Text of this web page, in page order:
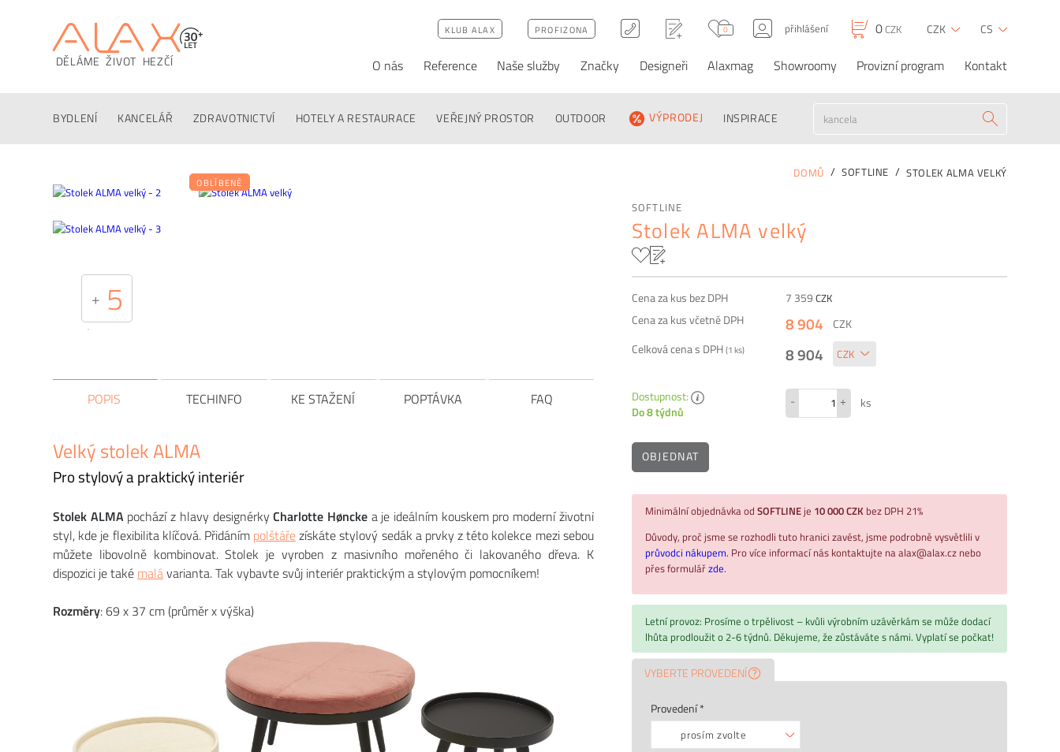
DĚLÁME ŽIVOT HEZČÍ
KLUB ALAX PROFIZONA 0 přihlášení 0CZK CZK CS
O nás Reference Naše služby Značky Designeři Alaxmag Showroomy Provizní program Kontakt
BYDLENÍ KANCELÁŘ ZDRAVOTNICTVÍ HOTELY A RESTAURACE VEŘEJNÝ PROSTOR OUTDOOR VÝPRODEJ INSPIRACE
Alternativy Poptávka FAQ Stolek ALMA velký 8 904 CZK OBJEDNAT 0CZK
DOMŮ SOFTLINE STOLEK ALMA VELKÝ
SOFTLINE
Stolek ALMA velký
Cena za kus bez DPH 7 359 CZK
Cena za kus včetně DPH
8 904
CZK
Celková cena s DPH(1ks) 8 904
Dostupnost:
Do 8 týdnů
- + ks
OBJEDNAT
Minimální objednávka od SOFTLINEje 10 000 CZKbez DPH 21%
Důvody, proč jsme se rozhodli tuto hranici zavést, jsme podrobně vysvětlili v
průvodci nákupem. Pro více informací nás kontaktujte na alax@alax.cz nebo
přes formulářzde.
Letní provoz: Prosíme o trpělivost – kvůli výrobním uzávěrkám se může dodací
lhůta prodloužit o 2-6 týdnů. Děkujeme, že zůstáváte s námi. Vyplatí se počkat!
VYBERTE PROVEDENÍ
Provedení *
prosím zvolte
+ 5
OBLÍBENÉ
POPIS TECHINFO KE STAŽENÍ POPTÁVKA FAQ
Velký stolek ALMA
Pro stylový a praktický interiér
Stolek ALMApochází z hlavy designérkyCharlotte Høncke a je ideálním kouskem pro moderní životní
styl, kde je flexibilita klíčová. Přidáním polštářezískáte stylový sedák a prvky z této kolekce mezi sebou
můžete libovolně kombinovat. Stolek je vyroben z masivního mořeného či lakovaného dřeva. K
dispozici je také malávarianta. Tak vybavte svůj interiér praktickým a stylovým pomocníkem!
Rozměry: 69 x 37 cm (průměr x výška)